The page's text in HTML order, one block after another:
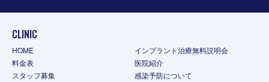
CLINIC
HOME
料金表
スタッフ募集
インプラント治療無料説明会
医院紹介
感染予防について